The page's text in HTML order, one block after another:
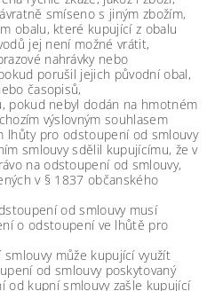
smíseno s jiným zbožím,
obalu, které kupující z obalu
jej není možné vrátit,
nahrávky nebo
porušil jejich původní obal,
časopisů,
pokud nebyl dodán na hmotném
výslovným souhlasem
lhůty pro odstoupení od smlouvy
smlouvy sdělil kupujícímu, že v
na odstoupení od smlouvy,
v § 1837 občanského
od smlouvy musí
o odstoupení ve lhůtě pro
může kupující využít
od smlouvy poskytovaný
od kupní smlouvy zašle kupující